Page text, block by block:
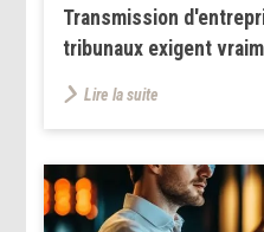
Transmission
tribunaux exigent
Lire la suite